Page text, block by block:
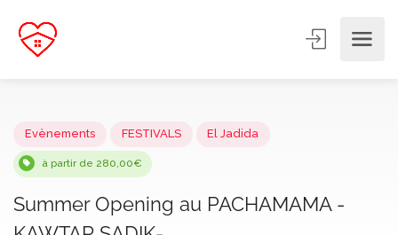
à partir de 280,00€
Summer Opening au PACHAMAMA -